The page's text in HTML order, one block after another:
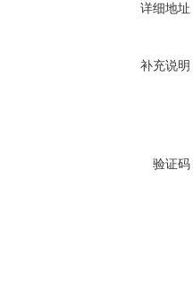
详细地址
补充说明
验证码